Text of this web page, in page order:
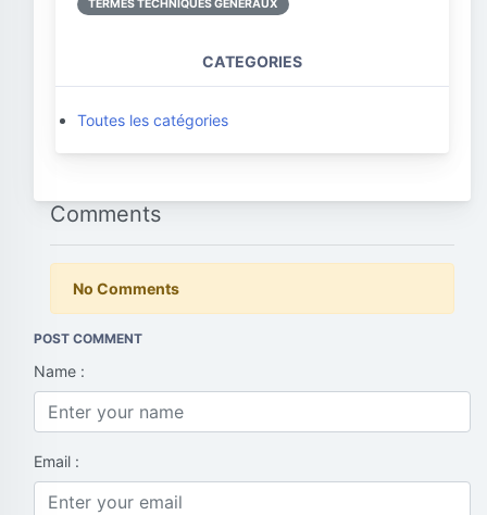
TERMES TECHNIQUES GÉNÉRAUX
CATEGORIES
Toutes les catégories
Comments
No Comments
POST COMMENT
Name :
Email :